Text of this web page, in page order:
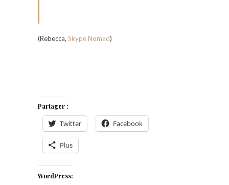
(Rebecca, Skype Nomad)
Partager :
Twitter Facebook
Plus
WordPress: